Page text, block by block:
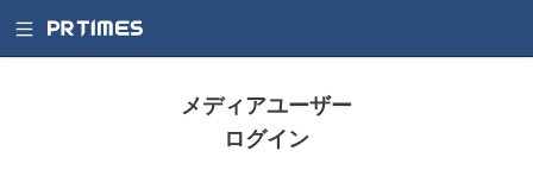
メディアユーザー
ログイン